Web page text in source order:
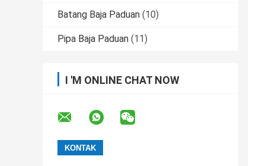
Batang Baja Paduan (10)
Pipa Baja Paduan (11)
I 'M ONLINE CHAT NOW